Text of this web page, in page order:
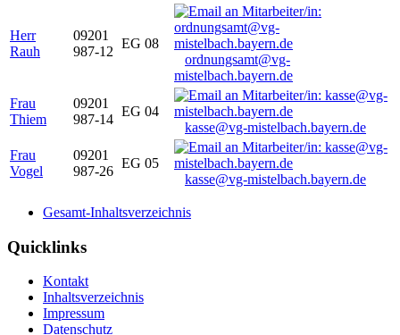
Herr
Rauh
09201
987-12
EG 08
ordnungsamt@vg-
mistelbach.bayern.de
Frau
Thiem
09201
987-14
EG 04
kasse@vg-mistelbach.bayern.de
Frau
Vogel
09201
987-26
EG 05
kasse@vg-mistelbach.bayern.de
Gesamt-Inhaltsverzeichnis
Quicklinks
Kontakt
Inhaltsverzeichnis
Impressum
Datenschutz